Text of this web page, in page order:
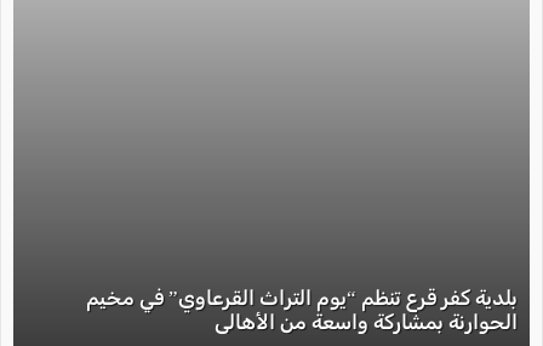
بلدية كفر قرع تنظم “يوم التراث القرعاوي” في مخيم
الحوارنة بمشاركة واسعة من الأهالي